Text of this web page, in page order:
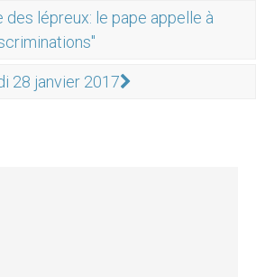
des lépreux: le pape appelle à
28 janvier 2017